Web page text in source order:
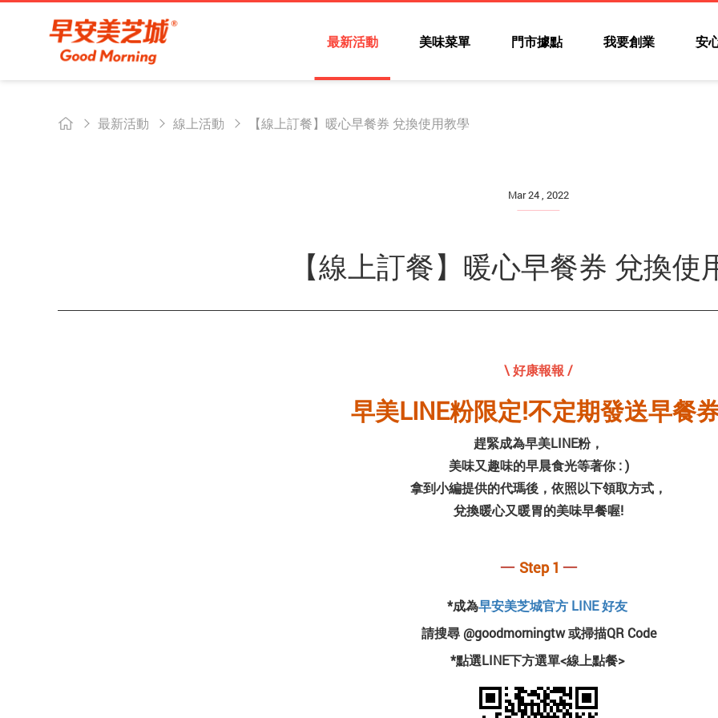
最新活動 美味菜單 門市據點 我要創業 安
最新活動 線上活動 【線上訂餐】暖心早餐券 兌換使用教學
Mar 24 , 2022
【線上訂餐】暖心早餐券 兌換使
\ 好康報報 /
早美LINE粉限定!不定期發送早餐
趕緊成為早美LINE粉，
美味又趣味的早晨食光等著你 : )
拿到小編提供的代瑪後，依照以下領取方式，
兌換暖心又暖胃的美味早餐喔!
─ Step 1─
*成為早安美芝城官方 LINE 好友
請搜尋 @goodmorningtw 或掃描QR Code
*點選LINE下方選單<線上點餐>